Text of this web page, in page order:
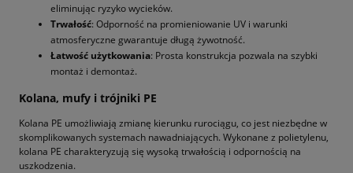
eliminując ryzyko wycieków.
Trwałość: Odporność na promieniowanie UV i warunki
atmosferyczne gwarantuje długą żywotność.
Łatwość użytkowania: Prosta konstrukcja pozwala na szybki
montaż i demontaż.
Kolana, mufy i trójniki PE
Kolana PE umożliwiają zmianę kierunku rurociągu, co jest niezbędne w
skomplikowanych systemach nawadniających. Wykonane z polietylenu,
kolana PE charakteryzują się wysoką trwałością i odpornością na
uszkodzenia.